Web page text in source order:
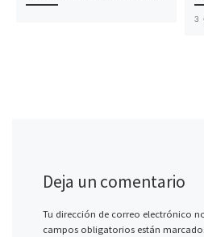
3
Deja un comentario
Tu dirección de correo electrónico
campos obligatorios están